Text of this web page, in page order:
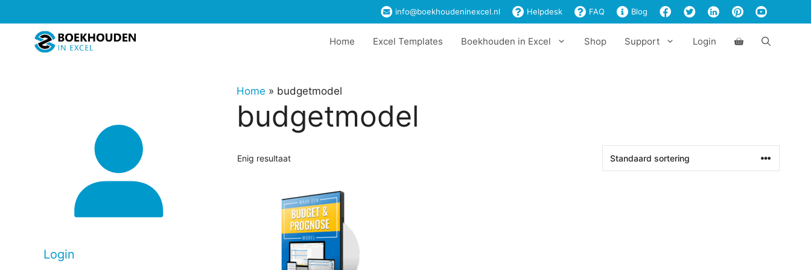
naar
info@boekhoudeninexcel.nl Helpdesk FAQ Blog
Home Excel Templates Boekhouden in Excel Shop Support Login
Home » budgetmodel
budgetmodel
Enig resultaat
meerdere
Login